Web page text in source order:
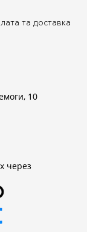
та доставка
10
через